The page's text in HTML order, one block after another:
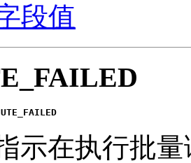
段值
示在执行批